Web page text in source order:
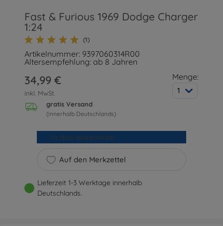
Fast & Furious 1969 Dodge Charger
1:24
(1)
Artikelnummer: 9397060314R00
Altersempfehlung: ab 8 Jahren
34,99 €
inkl. MwSt.
gratis Versand
(innerhalb Deutschlands)
Menge:
1
Auf den Merkzettel
In den Warenkorb
Lieferzeit 1-3 Werktage innerhalb
Deutschlands.